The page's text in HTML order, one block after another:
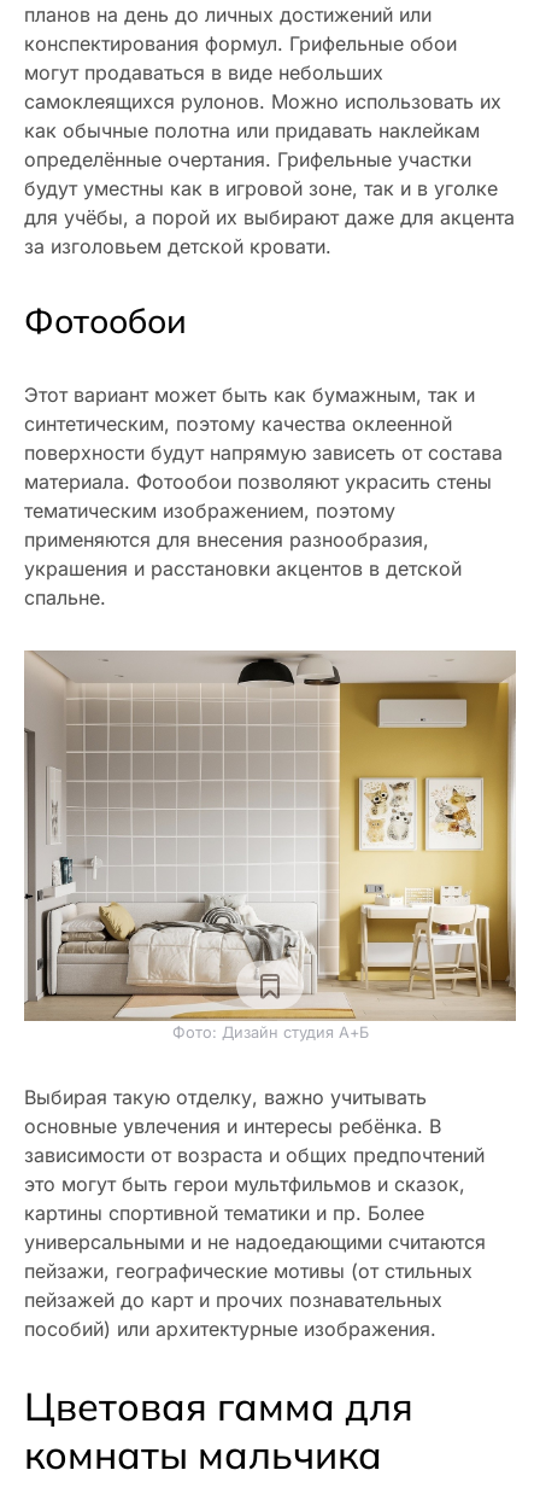
планов на день до личных достижений или
конспектирования формул. Грифельные обои
могут продаваться в виде небольших
самоклеящихся рулонов. Можно использовать их
как обычные полотна или придавать наклейкам
определённые очертания. Грифельные участки
будут уместны как в игровой зоне, так и в уголке
для учёбы, а порой их выбирают даже для акцента
за изголовьем детской кровати.
Фотообои
Этот вариант может быть как бумажным, так и
синтетическим, поэтому качества оклеенной
поверхности будут напрямую зависеть от состава
материала. Фотообои позволяют украсить стены
тематическим изображением, поэтому
применяются для внесения разнообразия,
украшения и расстановки акцентов в детской
спальне.
Фото: Дизайн студия А+Б
Выбирая такую отделку, важно учитывать
основные увлечения и интересы ребёнка. В
зависимости от возраста и общих предпочтений
это могут быть герои мультфильмов и сказок,
картины спортивной тематики и пр. Более
универсальными и не надоедающими считаются
пейзажи, географические мотивы (от стильных
пейзажей до карт и прочих познавательных
пособий) или архитектурные изображения.
Цветовая гамма для
комнаты мальчика